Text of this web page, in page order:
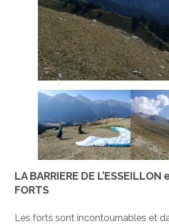
LA BARRIERE DE
FORTS
Les forts sont incontournables et